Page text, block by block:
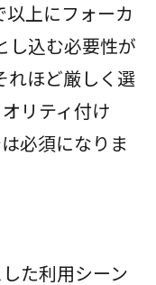
上にフォーカ
し込む必要性が
れほど厳しく選
リティ付け
必須になりま
た利用シーン